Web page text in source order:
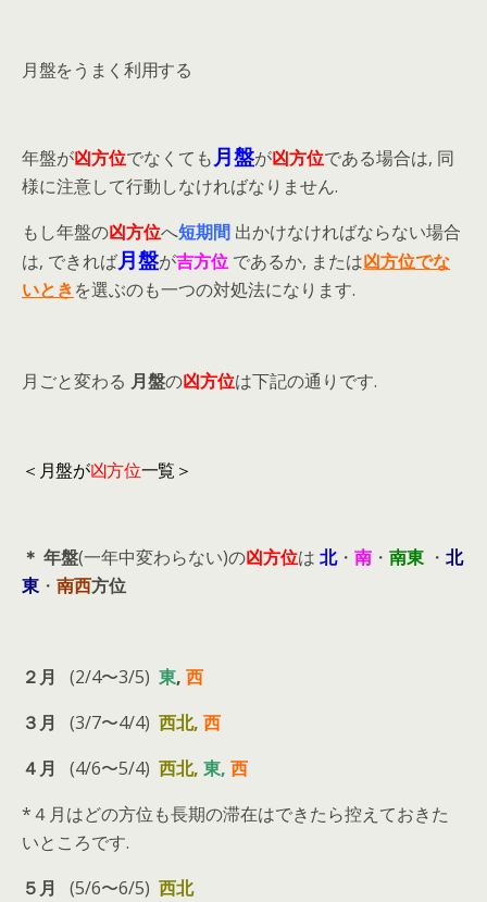
月盤をうまく利用する
年盤が凶方位でなくても月盤が凶方位である場合は, 同
様に注意して行動しなければなりません.
もし年盤の凶方位へ短期間 出かけなければならない場合
は, できれば月盤が吉方位 であるか, または凶方位でな
いときを選ぶのも一つの対処法になります.
月ごと変わる 月盤の凶方位は下記の通りです.
＜月盤が凶方位一覧＞
＊ 年盤(一年中変わらない)の凶方位は 北・ 南 ・ 南東 ・ 北
東 ・ 南西方位
２月 (2/4〜3/5) 東, 西
３月
(3/7〜4/4) 西北, 西
４月 (4/6〜5/4) 西北, 東, 西
*４月はどの方位も長期の滞在はできたら控えておきた
いところです.
５月 (5/6〜6/5) 西北